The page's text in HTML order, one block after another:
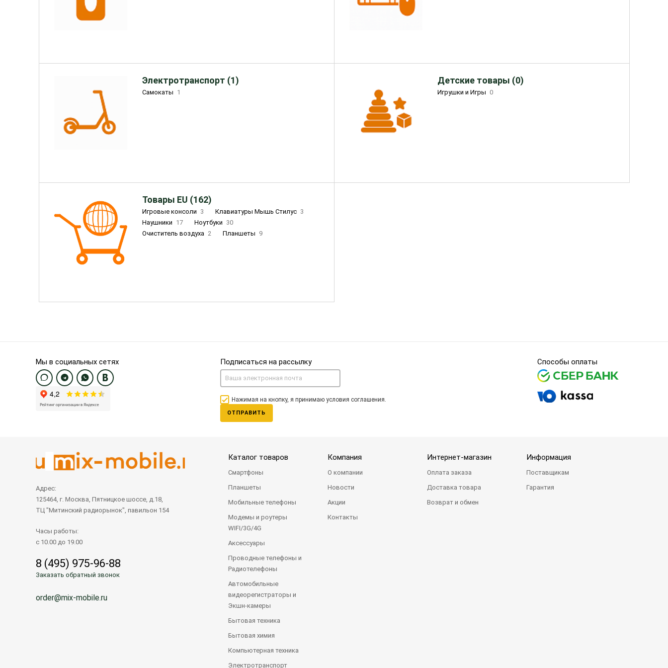
Электротранспорт (1)
Самокаты 1
Детские товары (0)
Игрушки и Игры 0
Товары EU (162)
Игровые консоли 3 Клавиатуры Мышь Стилус 3
Наушники 17 Ноутбуки 30
Очиститель воздуха 2 Планшеты 9
Мы в социальных сетях Подписаться на рассылку
Нажимая на кнопку, я принимаю условия соглашения.
ОТПРАВИТЬ
Способы оплаты
Адрес:
125464, г. Москва, Пятницкое шоссе, д.18,
ТЦ "Митинский радиорынок", павильон 154
Часы работы:
с 10.00 до 19.00
8 (495) 975-96-88
Заказать обратный звонок
order@mix-mobile.ru
Каталог товаров
Смартфоны
Планшеты
Мобильные телефоны
Модемы и роутеры
WIFI/3G/4G
Аксессуары
Проводные телефоны и
Радиотелефоны
Автомобильные
видеорегистраторы и
Экшн-камеры
Бытовая техника
Бытовая химия
Компьютерная техника
Электротранспорт
Компания
О компании
Новости
Акции
Контакты
Интернет-магазин
Оплата заказа
Доставка товара
Возврат и обмен
Информация
Поставщикам
Гарантия